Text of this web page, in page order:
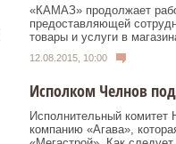
«КАМАЗ» продолжает
предоставляющей
товары и услуги в
12.08.2015, 10:00
Исполком Челнов
Исполнительный
компанию «Агава»,